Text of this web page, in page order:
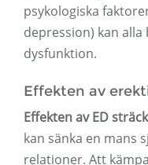
psykologiska
depression) kan
dysfunktion.
Effekten av
Effekten av ED
kan sänka en mans
relationer. Att